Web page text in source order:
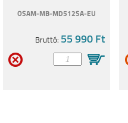
OSAM-MB-MD512SA-EU
Bruttó: 55 990 Ft